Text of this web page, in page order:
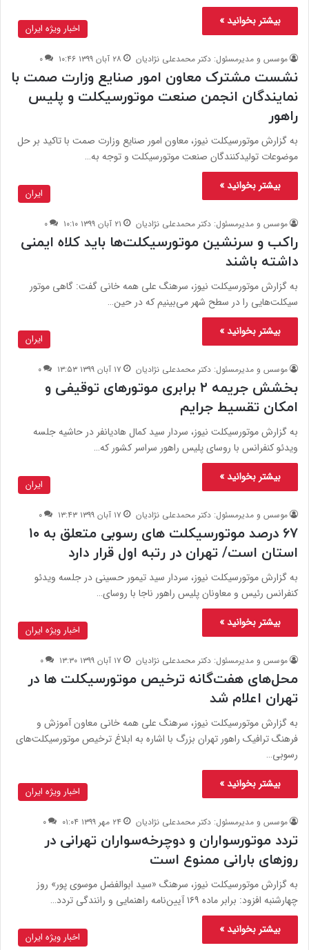
بیشتر بخوانید »
اخبار ویژه ایران
موسس و مدیرمسئول: دکتر محمدعلی نژادیان ۲۸ آبان ۱۳۹۹ ۱۰:۴۶ ۰
نشست مشترک معاون امور صنایع وزارت صمت با
نمایندگان انجمن صنعت موتورسیکلت و پلیس
راهور
به گزارش موتورسيكلت نيوز، معاون امور صنایع وزارت صمت با تاکید بر حل
موضوعات تولیدکنندگان صنعت موتورسیکلت و توجه به…
بیشتر بخوانید »
ایران
موسس و مدیرمسئول: دکتر محمدعلی نژادیان ۲۱ آبان ۱۳۹۹ ۱۰:۱۰ ۰
راکب و سرنشین موتورسیکلت‌ها باید کلاه ایمنی
داشته باشند
به گزارش موتورسیکلت نیوز، سرهنگ علی همه خانی گفت: گاهی موتور
سیکلت‌هایی را در سطح شهر می‌بینیم که در حین…
بیشتر بخوانید »
ایران
موسس و مدیرمسئول: دکتر محمدعلی نژادیان ۱۷ آبان ۱۳۹۹ ۱۳:۵۳ ۰
بخشش جریمه ۲ برابری موتورهای توقیفی و
امکان تقسیط جرایم
به گزارش موتورسیکلت نیوز، سردار سید کمال هادیانفر در حاشیه جلسه
ویدئو کنفرانس با روسای پلیس راهور سراسر کشور که…
بیشتر بخوانید »
ایران
موسس و مدیرمسئول: دکتر محمدعلی نژادیان ۱۷ آبان ۱۳۹۹ ۱۳:۴۳ ۰
۶۷ درصد موتورسیکلت‌ های رسوبی متعلق به ۱۰
استان است/ تهران در رتبه اول قرار دارد
به گزارش موتورسیکلت نیوز، سردار سید تیمور حسینی در جلسه ویدئو
کنفرانس رئیس و معاونان پلیس راهور ناجا با روسای…
بیشتر بخوانید »
اخبار ویژه ایران
موسس و مدیرمسئول: دکتر محمدعلی نژادیان ۱۷ آبان ۱۳۹۹ ۱۳:۳۰ ۰
محل‌های هفت‌گانه ترخیص موتورسیکلت ها در
تهران اعلام شد
به گزارش موتورسیکلت نیوز، سرهنگ علی همه خانی معاون آموزش و
فرهنگ ترافیک راهور تهران بزرگ با اشاره به ابلاغ ترخیص موتورسیکلت‌های
رسوبی…
بیشتر بخوانید »
اخبار ویژه ایران
موسس و مدیرمسئول: دکتر محمدعلی نژادیان ۲۴ مهر ۱۳۹۹ ۰۱:۰۴ ۰
تردد موتورسواران و دوچرخه‌سواران تهرانی در
روزهای بارانی ممنوع است
به گزارش موتورسیکلت نیوز، سرهنگ «سید ابوالفضل موسوی پور» روز
چهارشنبه افزود: برابر ماده ۱۶۹ آیین‌نامه راهنمایی و رانندگی تردد…
بیشتر بخوانید »
اخبار ویژه ایران